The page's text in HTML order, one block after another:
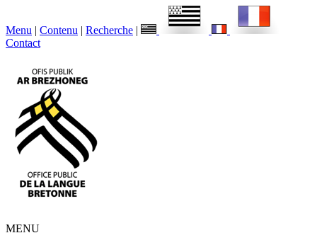
Menu | Contenu | Recherche |
Contact
MENU